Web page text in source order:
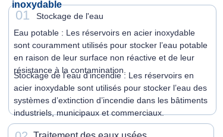
inoxydable
01
Eau potable : Les réservoirs en acier inoxydable
sont couramment utilisés pour stocker l’eau potable
en raison de leur surface non réactive et de leur
résistance à la contamination.
Stockage de l’eau d’incendie : Les réservoirs en
acier inoxydable sont utilisés pour stocker l’eau des
systèmes d’extinction d’incendie dans les bâtiments
industriels, municipaux et commerciaux.
Stockage de l'eau